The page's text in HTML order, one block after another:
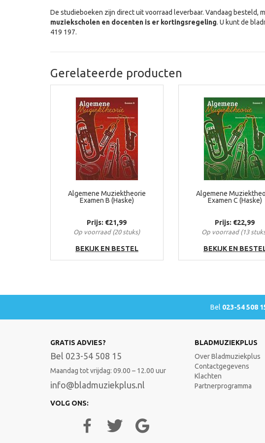
De studieboeken zijn direct uit voorraad leverbaar. Vandaag besteld,
muziekscholen en docenten is er kortingsregeling. U kunt de
419 197.
Gerelateerde producten
Algemene Muziektheorie
Examen B (Haske)
Prijs: €21,99
Op voorraad (20 stuks)
BEKIJK EN BESTEL
Algemene
Examen C (Haske)
Prijs: €22,99
Op voorraad (13
BEKIJK EN
Bel 023-54 508
GRATIS ADVIES?
Bel 023-54 508 15
Maandag tot vrijdag: 09.00 – 12.00 uur
info@bladmuziekplus.nl
VOLG ONS:
BLADMUZIEKPLUS
Over Bladmuziekplus
Contactgegevens
Klachten
Partnerprogramma